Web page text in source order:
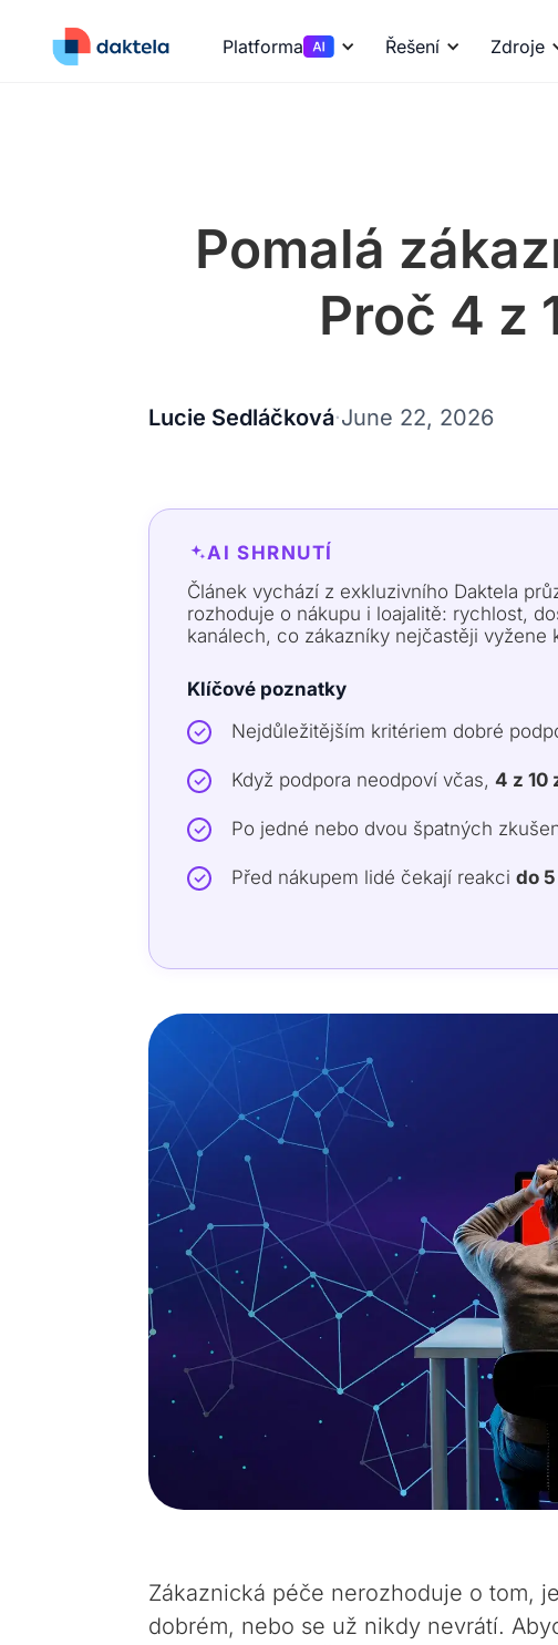
Platforma Řešení Zdroje
Pomalá
Proč 4 z
Lucie Sedláčková·June 22, 2026
AI SHRNUTÍ
Článek vychází z exkluzivního Daktela
rozhoduje o nákupu i loajalitě: rychlost,
kanálech, co zákazníky nejčastěji
Klíčové poznatky
Nejdůležitějším kritériem dobré
Když podpora neodpoví včas,4 z 10
Po jedné nebo dvou špatných
Před nákupem lidé čekají reakcido
Zákaznická péče nerozhoduje o tom,
dobrém, nebo se už nikdy nevrátí.